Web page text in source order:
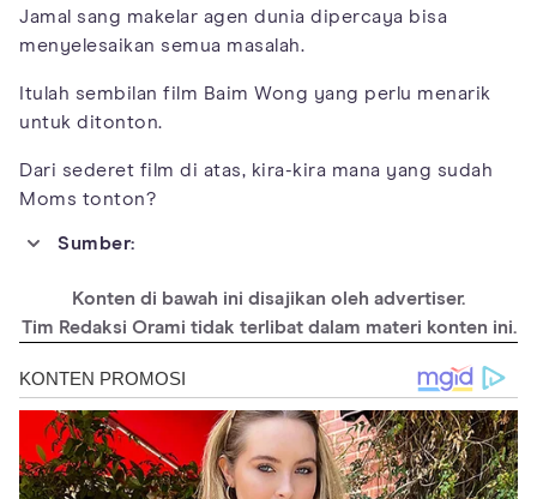
Jamal sang makelar agen dunia dipercaya bisa
menyelesaikan semua masalah.
Itulah sembilan film Baim Wong yang perlu menarik
untuk ditonton.
Dari sederet film di atas, kira-kira mana yang sudah
Moms tonton?
Sumber:
https://id.bookmyshow.com/blog-
hiburan/2018/08/14/sinopsis-film-gentayangan-
horor-terbaru-minggu-ini/
http://filmindonesia.or.id/movie/title/lf-j010-18-
909511_jejak-cinta#.YwZN1nZBy5e
Konten di bawah ini disajikan oleh advertiser.
Tim Redaksi Orami tidak terlibat dalam materi konten ini.